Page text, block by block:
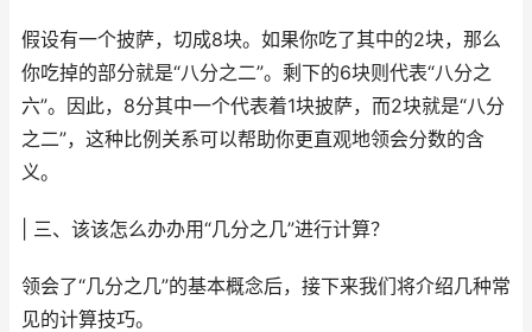
假设有一个披萨，切成8块。如果你吃了其中的2块，那么
你吃掉的部分就是“八分之二”。剩下的6块则代表“八分之
六”。因此，8分其中一个代表着1块披萨，而2块就是“八分
之二”，这种比例关系可以帮助你更直观地领会分数的含
义。
| 三、该该怎么办办用“几分之几”进行计算？
领会了“几分之几”的基本概念后，接下来我们将介绍几种常
见的计算技巧。